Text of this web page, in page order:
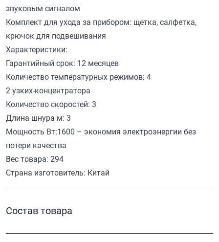
звуковым сигналом
Комплект для ухода за прибором: щетка, салфетка,
крючок для подвешивания
Характеристики:
Гарантийный срок: 12 месяцев
Количество температурных режимов: 4
2 узких-концентратора
Количество скоростей: 3
Длина шнура м: 3
Мощность Вт:1600 – экономия электроэнергии без
потери качества
Вес товара: 294
Страна изготовитель: Китай
Состав товара